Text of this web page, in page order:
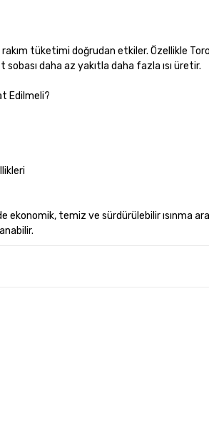
tüketimi doğrudan etkiler. Özellikle
sobası daha az yakıtla daha fazla ısı üretir.
Edilmeli?
ekonomik, temiz ve sürdürülebilir ısınma